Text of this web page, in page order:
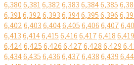
6,3806,3816,3826,3836,3846,385
6,3916,3926,3936,3946,3956,396
6,4026,4036,4046,4056,4066,407
6,4136,4146,4156,4166,4176,4186,419
6,4246,4256,4266,4276,4286,429
6,4346,4356,4366,4376,4386,439